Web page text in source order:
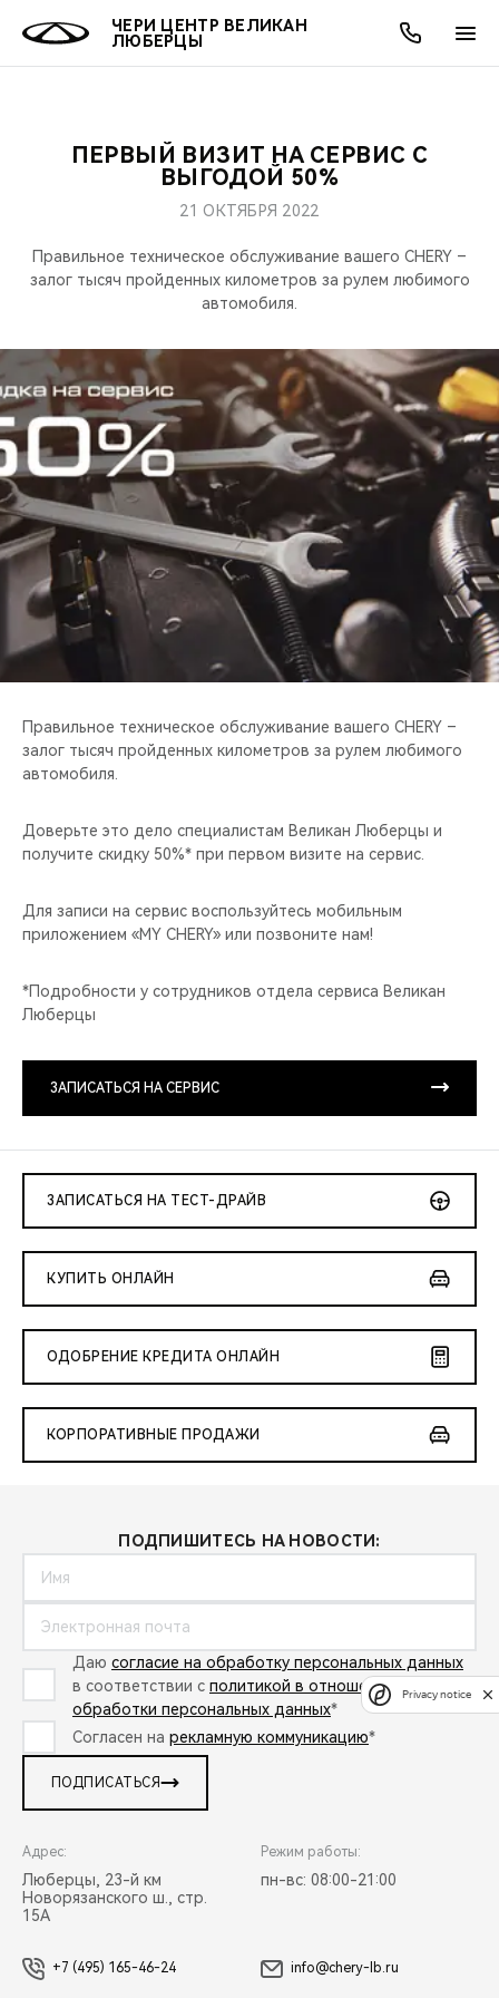
ЧЕРИ ЦЕНТР ВЕЛИКАН
ЛЮБЕРЦЫ
МОДЕЛИ
КРОССОВЕРЫ
СЕДАНЫ
НОВИНКИ
ПОКУПАТЕЛЯМ
КРЕДИТ И СТРАХОВАНИЕ
ВЛАДЕЛЬЦАМ
ЗАПЧАСТИ И АКСЕССУАРЫ
CHERY CONNECT
МИР CHERY
О БРЕНДЕ
ЛЮДИ CHERY
БЛАГОТВОРИТЕЛЬНОСТЬ
CHERY REMOTE
CHERY И СПОРТ
НАШИ МЕРОПРИЯТИЯ
CHERY ДЛЯ ДЕТЕЙ
АКЦИИ
ОНЛАЙН СЕРВИСЫ
КРЕДИТ
О КОМПАНИИ
МЫ В СОЦСЕТЯХ
ПЕРВЫЙ ВИЗИТ НА СЕРВИС С
ВЫГОДОЙ 50%
21 ОКТЯБРЯ 2022
Правильное техническое обслуживание вашего CHERY –
залог тысяч пройденных километров за рулем любимого
автомобиля.
Правильное техническое обслуживание вашего CHERY –
залог тысяч пройденных километров за рулем любимого
автомобиля.
Доверьте это дело специалистам Великан Люберцы и
получите скидку 50%* при первом визите на сервис.
Для записи на сервис воспользуйтесь мобильным
приложением «MY CHERY» или позвоните нам!
*Подробности у сотрудников отдела сервиса Великан
Люберцы
ЗАПИСАТЬСЯ НА СЕРВИС
ЗАПИСАТЬСЯ НА ТЕСТ-ДРАЙВ
КУПИТЬ ОНЛАЙН
ОДОБРЕНИЕ КРЕДИТА ОНЛАЙН
КОРПОРАТИВНЫЕ ПРОДАЖИ
ПОДПИШИТЕСЬ НА НОВОСТИ:
Даю согласие на обработку персональных данных
в соответствии с политикой в отношении
обработки персональных данных*
Согласен на рекламную коммуникацию*
ПОДПИСАТЬСЯ
Адрес:
Люберцы, 23-й км
Новорязанского ш., стр.
15А
Режим работы:
пн-вс: 08:00-21:00
+7 (495) 165-46-24 info@chery-lb.ru
Privacy notice